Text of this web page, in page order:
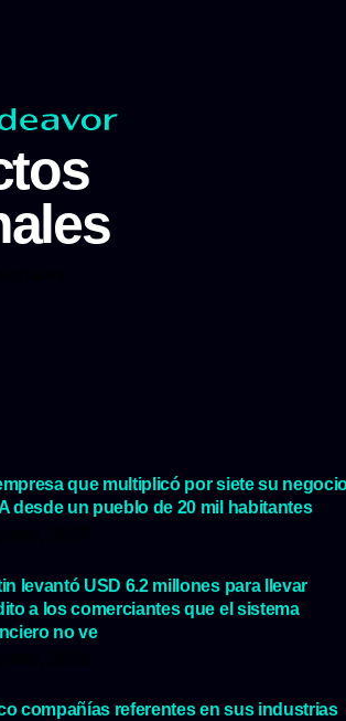
que multiplicó por siete su
desde un pueblo de 20 mil habitantes
levantó USD 6.2 millones para llevar
a los comerciantes que el sistema
no ve
compañías referentes en sus industrias